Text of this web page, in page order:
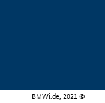
BMWi.de, 2021 ©